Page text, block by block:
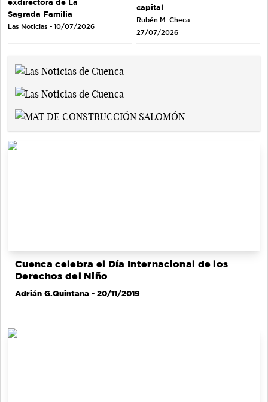
exdirectora de La
Sagrada Familia
Las Noticias - 10/07/2026
capital
Rubén M. Checa -
27/07/2026
Cuenca celebra el Día Internacional de los
Derechos del Niño
Adrián G.Quintana - 20/11/2019